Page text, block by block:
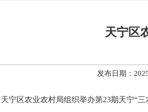
天宁区
发布日期：
天宁区农业农村局组织举办第23期天宁“三